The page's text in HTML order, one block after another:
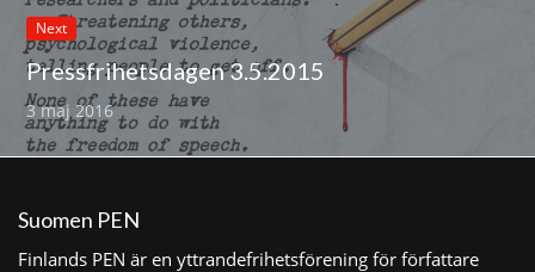
Next
Pressfrihetsdagen 3.5.2015
3 maj 2016
Suomen PEN
Finlands PEN är en yttrandefrihetsförening för författare